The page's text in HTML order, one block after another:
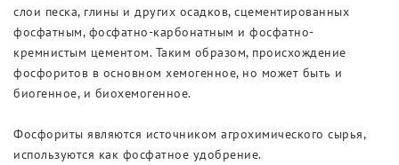
слои песка, глины и других осадков, сцементированных
фосфатным, фосфатно-карбонатным и фосфатно-
кремнистым цементом. Таким образом, происхождение
фосфоритов в основном хемогенное, но может быть и
биогенное, и биохемогенное.
Фосфориты являются источником агрохимического сырья,
используются как фосфатное удобрение.